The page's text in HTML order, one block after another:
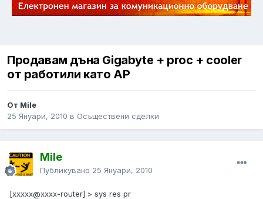
Продавам дъна Gigabyte + proc + cooler
от работили като AP
От Mile
25 Януари, 2010 в Осъществени сделки
Mile
Публикувано 25 Януари, 2010
[xxxxx@xxxx-router] > sys res pr